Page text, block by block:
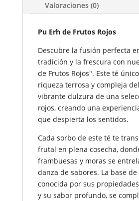
Valoraciones (0)
Pu Erh de Frutos Rojos
Descubre la fusión perfecta
tradición y la frescura con
de Frutos Rojos". Este té
riqueza terrosa y compleja
vibrante dulzura de una
rojos, creando una
que despierta los sentidos.
Cada sorbo de este té te
frutal en plena cosecha,
frambuesas y moras se
danza de sabores. La base de
conocida por sus
y su sabor profundo, se